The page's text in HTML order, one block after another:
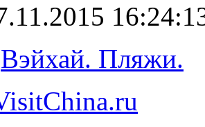
Вэйхай. Пляжи.